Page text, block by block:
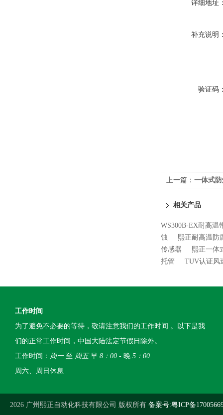
详细地址
补充说明
验证码
上一篇： 一体式
相关产品
WS300B-EX耐高温
蚀
熙正耐高温防
传感器
熙正一体
托管
TUV认证风
工作时间
为了避免不必要的等待，敬请注意我们的工作时间 。以下是我
们的正常工作时间，中国大陆法定节假日除外。
工作时间： 周一至 周五早 8：00 - 晚 5：00
周六、周日休息
2026 广州熙正自动化科技有限公司 版权所有 备案号:粤ICP备